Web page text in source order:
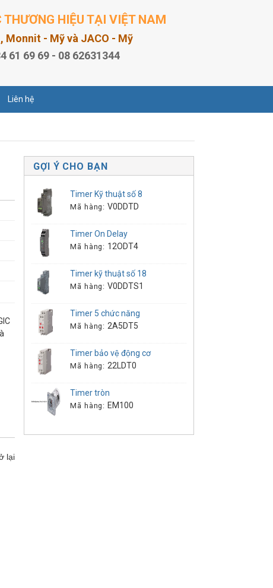
HIỆU TẠI VIỆT NAM
Monnit - Mỹ và JACO - Mỹ
61 69 69 - 08 62631344
Liên hệ
lại
GỢI Ý CHO BẠN
Timer Kỹ thuật số 8
Mã hàng:V0DDTD
Timer On Delay
Mã hàng: 12ODT4
Timer kỹ thuật số 18
Mã hàng:V0DDTS1
Timer 5 chức năng
Mã hàng:2A5DT5
Timer bảo vệ động cơ
Mã hàng:22LDT0
Timer tròn
Mã hàng: EM100